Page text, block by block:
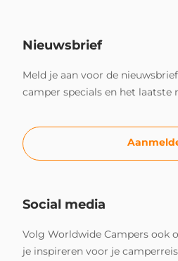
Nieuwsbrief
Meld je aan voor de
camper specials en het laatste
Social media
Volg Worldwide Campers ook
je inspireren voor je